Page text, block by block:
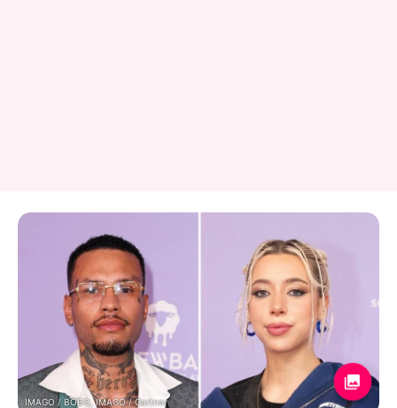
IMAGO / BOBO, IMAGO / Gartner